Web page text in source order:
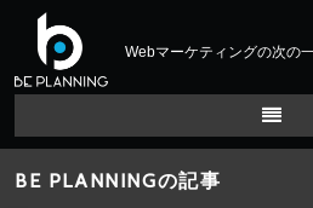
Webマーケティングの次の
BE PLANNINGの記事